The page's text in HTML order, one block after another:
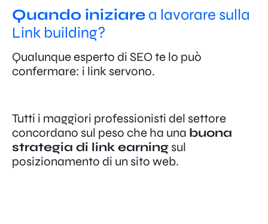
Quando iniziarea lavorare sulla
Link building?
Qualunque esperto di SEO te lo può
confermare: i link servono.
Tutti i maggiori professionisti del settore
concordano sul peso che ha una buona
strategia di link earning sul
posizionamento di un sito web.